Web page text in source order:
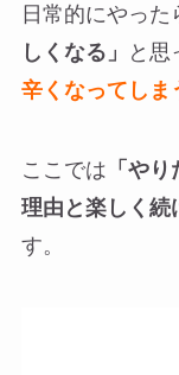
日常的にやった
しくなる」
と思
辛くなってしま
ここでは 「や
理由と楽しく続
す。